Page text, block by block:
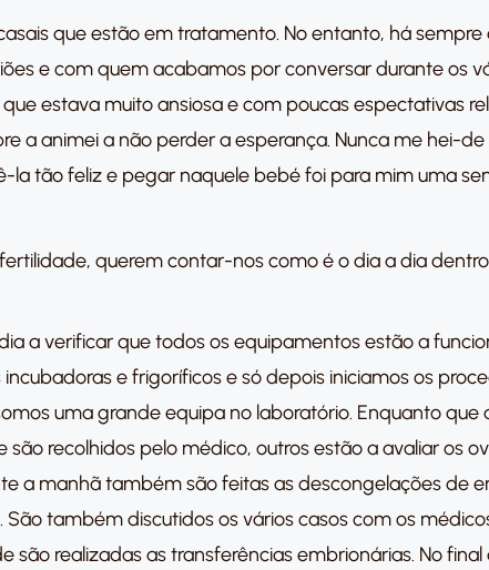
que estão em tratamento. No entanto, há sempre
e com quem acabamos por conversar durante os
estava muito ansiosa e com poucas espectativas
a animei a não perder a esperança. Nunca me hei-
tão feliz e pegar naquele bebé foi para mim uma
querem contar-nos como é o dia a dia
a verificar que todos os equipamentos estão a
e frigoríficos e só depois iniciamos os
uma grande equipa no laboratório. Enquanto que
recolhidos pelo médico, outros estão a avaliar os
a manhã também são feitas as descongelações de
também discutidos os vários casos com os
realizadas as transferências embrionárias. No